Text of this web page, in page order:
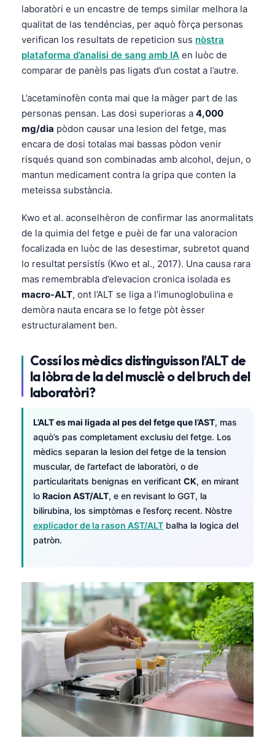
laboratòri e un encastre de temps similar melhora la
qualitat de las tendéncias, per aquò fòrça personas
verifican los resultats de repeticion sus nòstra
plataforma d’analisi de sang amb IA en luòc de
comparar de panèls pas ligats d’un costat a l’autre.
L’acetaminofèn conta mai que la màger part de las
personas pensan. Las dosi superioras a 4,000
mg/dia pòdon causar una lesion del fetge, mas
encara de dosi totalas mai bassas pòdon venir
risqués quand son combinadas amb alcohol, dejun, o
mantun medicament contra la gripa que conten la
meteissa substància.
Kwo et al. aconselhèron de confirmar las anormalitats
de la quimia del fetge e puèi de far una valoracion
focalizada en luòc de las desestimar, subretot quand
lo resultat persistís (Kwo et al., 2017). Una causa rara
mas remembrabla d’elevacion cronica isolada es
macro-ALT, ont l’ALT se liga a l’imunoglobulina e
demòra nauta encara se lo fetge pòt èsser
estructuralament ben.
Cossí los mèdics distinguisson l’ALT de
la lòbra de la del musclè o del bruch del
laboratòri?
L’ALT es mai ligada al pes del fetge que l’AST, mas
aquò’s pas completament exclusiu del fetge. Los
mèdics separan la lesion del fetge de la tension
muscular, de l’artefact de laboratòri, o de
particularitats benignas en verificant CK, en mirant
lo Racion AST/ALT, e en revisant lo GGT, la
bilirubina, los simptòmas e l’esforç recent. Nòstre
explicador de la rason AST/ALT balha la logica del
patròn.